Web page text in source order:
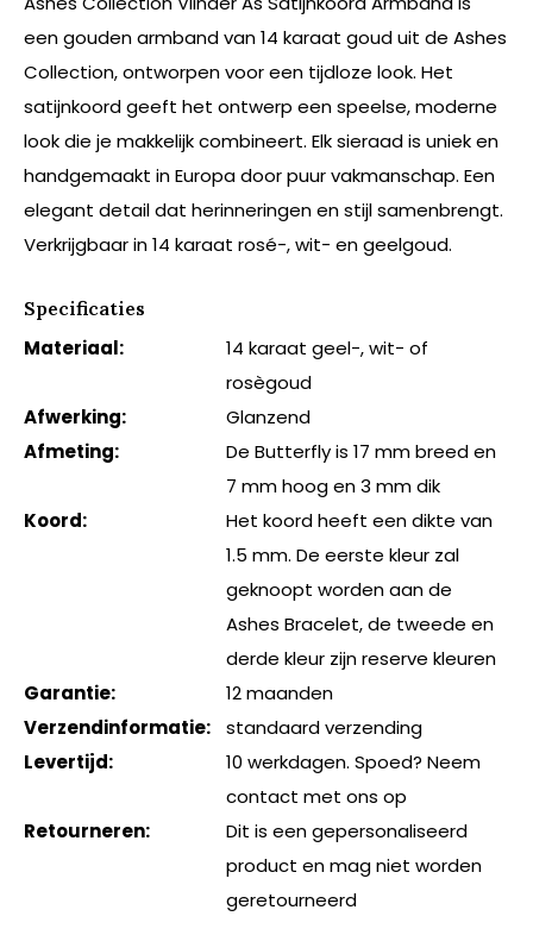
een gouden armband van 14 karaat goud uit de Ashes
Collection, ontworpen voor een tijdloze look. Het
satijnkoord geeft het ontwerp een speelse, moderne
look die je makkelijk combineert. Elk sieraad is uniek en
handgemaakt in Europa door puur vakmanschap. Een
elegant detail dat herinneringen en stijl samenbrengt.
Verkrijgbaar in 14 karaat rosé-, wit- en geelgoud.
Specificaties
Materiaal:
14 karaat geel-, wit- of
rosègoud
Afwerking:
Glanzend
Afmeting:
De Butterfly is 17 mm breed en
7 mm hoog en 3 mm dik
Koord:
Het koord heeft een dikte van
1.5 mm. De eerste kleur zal
geknoopt worden aan de
Ashes Bracelet, de tweede en
derde kleur zijn reserve kleuren
Garantie:
12 maanden
Verzendinformatie:
standaard verzending
Levertijd:
10 werkdagen. Spoed? Neem
contact met ons op
Retourneren:
Dit is een gepersonaliseerd
product en mag niet worden
geretourneerd